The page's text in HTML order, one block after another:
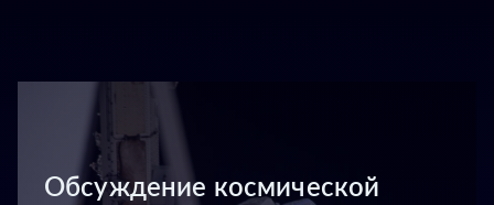
Обсуждение космической